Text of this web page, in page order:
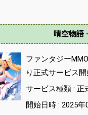
晴空物語
ファンタジー
り正式サービス
サービス種類 : 正
開始日時 : 2025年